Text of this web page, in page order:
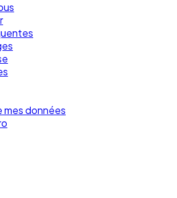
mes données